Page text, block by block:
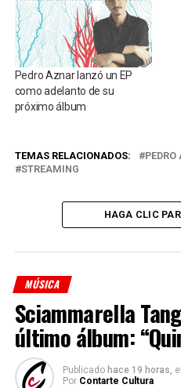
Pedro Aznar lanzó un EP
como adelanto de su
próximo álbum
TEMAS RELACIONADOS: PEDRO
STREAMING
HAGA CLIC
MÚSICA
Sciammarella
último álbum:
Publicado hace 19 horas, el
Por Contarte Cultura